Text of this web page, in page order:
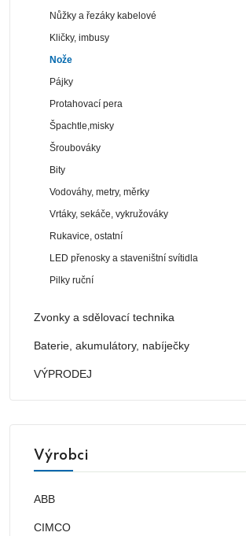
Nůžky a řezáky kabelové
Kličky, imbusy
Nože
Pájky
Protahovací pera
Špachtle,misky
Šroubováky
Bity
Vodováhy, metry, měrky
Vrtáky, sekáče, vykružováky
Rukavice, ostatní
LED přenosky a staveništní svítidla
Pilky ruční
Zvonky a sdělovací technika
Baterie, akumulátory, nabíječky
VÝPRODEJ
Výrobci
ABB
CIMCO